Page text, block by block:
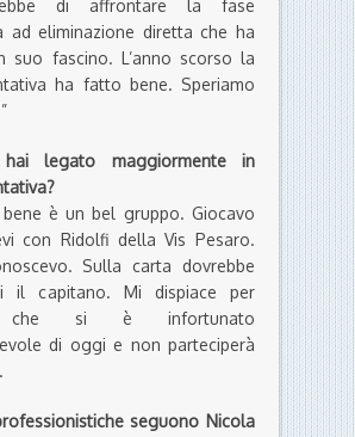
di affrontare la fase
ad eliminazione diretta che ha
suo fascino. L’anno scorso la
ha fatto bene. Speriamo
legato maggiormente in
è un bel gruppo. Giocavo
con Ridolfi della Vis Pesaro.
Sulla carta dovrebbe
il capitano. Mi dispiace per
che si è infortunato
di oggi e non parteciperà
seguono Nicola